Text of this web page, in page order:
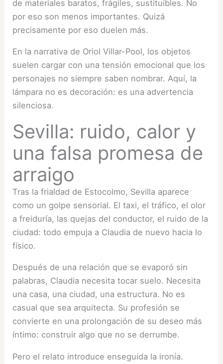
de materiales baratos, frágiles, sustituibles. No
por eso son menos importantes. Quizá
precisamente por eso duelen más.
En la narrativa de Oriol Villar-Pool, los objetos
suelen cargar con una tensión emocional que los
personajes no siempre saben nombrar. Aquí, la
lámpara no es decoración: es una advertencia
silenciosa.
Sevilla: ruido, calor y
una falsa promesa de
arraigo
Tras la frialdad de Estocolmo, Sevilla aparece
como un golpe sensorial. El taxi, el tráfico, el olor
a freiduría, las quejas del conductor, el ruido de la
ciudad: todo empuja a Claudia de nuevo hacia lo
físico.
Después de una relación que se evaporó sin
palabras, Claudia necesita tocar suelo. Necesita
una casa, una ciudad, una estructura. No es
casual que sea arquitecta. Su profesión se
convierte en una prolongación de su deseo más
íntimo: construir algo que no se derrumbe.
Pero el relato introduce enseguida la ironía.